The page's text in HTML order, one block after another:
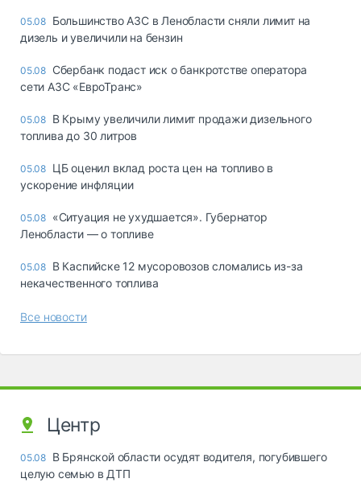
05.08 Большинство АЗС в Ленобласти сняли лимит на
дизель и увеличили на бензин
05.08 Сбербанк подаст иск о банкротстве оператора
сети АЗС «ЕвроТранс»
05.08 В Крыму увеличили лимит продажи дизельного
топлива до 30 литров
05.08 ЦБ оценил вклад роста цен на топливо в
ускорение инфляции
05.08 «Ситуация не ухудшается». Губернатор
Ленобласти — о топливе
05.08 В Каспийске 12 мусоровозов сломались из-за
некачественного топлива
Все новости
Центр
05.08 В Брянской области осудят водителя, погубившего
целую семью в ДТП